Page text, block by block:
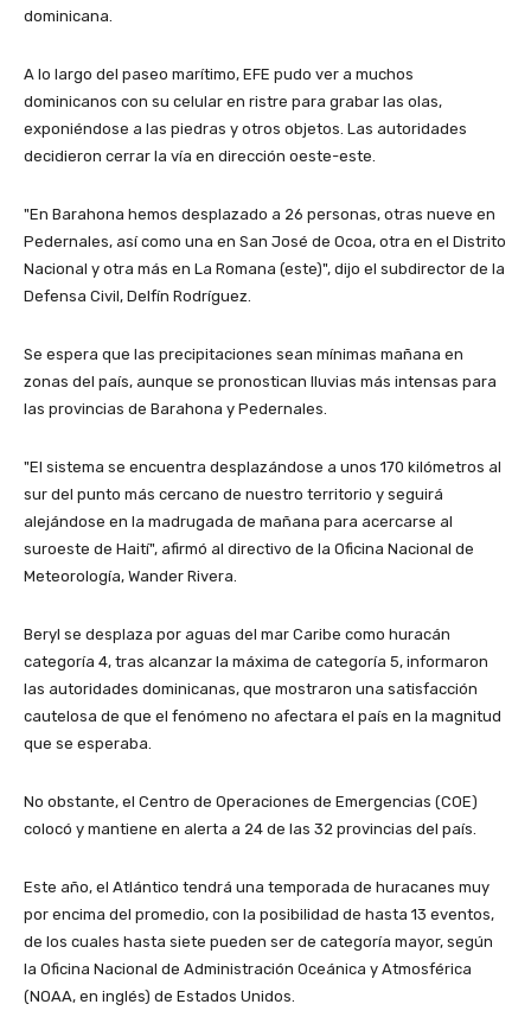
dominicana.
A lo largo del paseo marítimo, EFE pudo ver a muchos
dominicanos con su celular en ristre para grabar las olas,
exponiéndose a las piedras y otros objetos. Las autoridades
decidieron cerrar la vía en dirección oeste-este.
"En Barahona hemos desplazado a 26 personas, otras nueve en
Pedernales, así como una en San José de Ocoa, otra en el Distrito
Nacional y otra más en La Romana (este)", dijo el subdirector de la
Defensa Civil, Delfín Rodríguez.
Se espera que las precipitaciones sean mínimas mañana en
zonas del país, aunque se pronostican lluvias más intensas para
las provincias de Barahona y Pedernales.
"El sistema se encuentra desplazándose a unos 170 kilómetros al
sur del punto más cercano de nuestro territorio y seguirá
alejándose en la madrugada de mañana para acercarse al
suroeste de Haití", afirmó al directivo de la Oficina Nacional de
Meteorología, Wander Rivera.
Beryl se desplaza por aguas del mar Caribe como huracán
categoría 4, tras alcanzar la máxima de categoría 5, informaron
las autoridades dominicanas, que mostraron una satisfacción
cautelosa de que el fenómeno no afectara el país en la magnitud
que se esperaba.
No obstante, el Centro de Operaciones de Emergencias (COE)
colocó y mantiene en alerta a 24 de las 32 provincias del país.
Este año, el Atlántico tendrá una temporada de huracanes muy
por encima del promedio, con la posibilidad de hasta 13 eventos,
de los cuales hasta siete pueden ser de categoría mayor, según
la Oficina Nacional de Administración Oceánica y Atmosférica
(NOAA, en inglés) de Estados Unidos.